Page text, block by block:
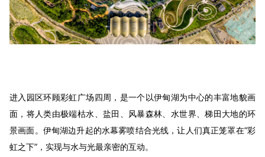
进入园区环顾彩虹广场四周，是一个以伊甸湖为中心的丰富地貌画
面，将人类由极端枯水、盐田、风暴森林、水世界、梯田大地的环
景画面。伊甸湖边升起的水幕雾喷结合光线，让人们真正笼罩在“彩
虹之下”，实现与水与光最亲密的互动。